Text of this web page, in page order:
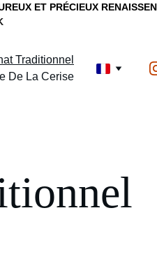
ET PRÉCIEUX
Traditionnel
De La Cerise